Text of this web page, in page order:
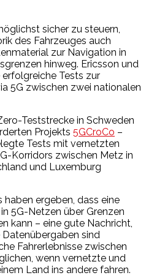
sicher zu steuern,
des Fahrzeuges auch
zur Navigation in
hinweg. Ericsson und
Tests zur
5G zwischen zwei nationalen
Teststrecke in Schweden
Projekts 5GCroCo –
Tests mit vernetzten
Korridors zwischen Metz in
und Luxemburg
ergeben, dass eine
5G-Netzen über Grenzen
kann – eine gute Nachricht,
sind
Fahrerlebnisse zwischen
wenn vernetzte und
Land ins andere fahren.